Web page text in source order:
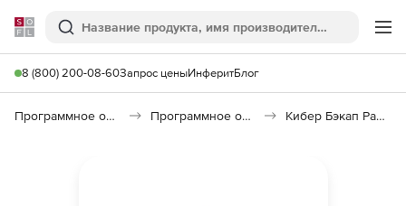
Softline
Поиск
8 (800) 200-08-60Запрос ценыИнферитБлог
Программное обеспечение для работы с файлами и дисками Программное обеспечение для резервного копирования Кибер Бэкап Расширенная редакция